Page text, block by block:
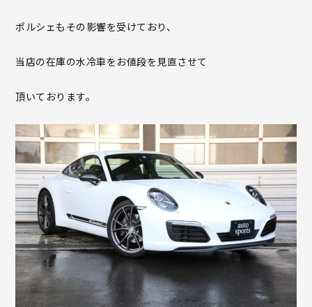
ポルシェもその影響を受けており、
当店の在庫の水冷車をお値段を見直させて
頂いております。